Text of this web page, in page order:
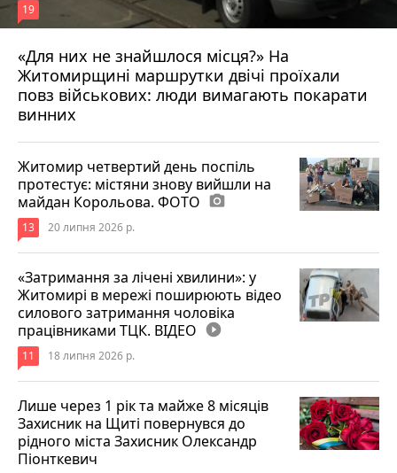
«Для них не знайшлося місця?» На
Житомирщині маршрутки двічі проїхали
повз військових: люди вимагають покарати
винних
19
17 липня 2026 р.
Житомир четвертий день поспіль
протестує: містяни знову вийшли на
майдан Корольова. ФОТО photo_camera
13 20 липня 2026 р.
«Затримання за лічені хвилини»: у
Житомирі в мережі поширюють відео
силового затримання чоловіка
працівниками ТЦК. ВІДЕО play_circle_filled
11 18 липня 2026 р.
Лише через 1 рік та майже 8 місяців
Захисник на Щиті повернувся до
рідного міста Захисник Олександр
Піонткевич